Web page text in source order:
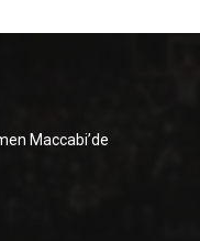
Maccabi’de